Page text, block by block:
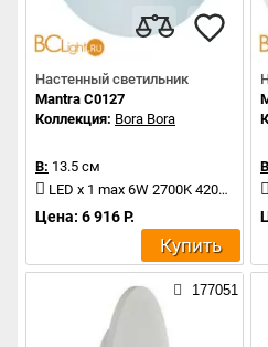
Настенный светильник
Mantra C0127
Коллекция: Bora Bora
В: 13.5 см
LED x 1 max 6W 2700K 420Lm
Цена: 6 916 Р.
Купить
177051